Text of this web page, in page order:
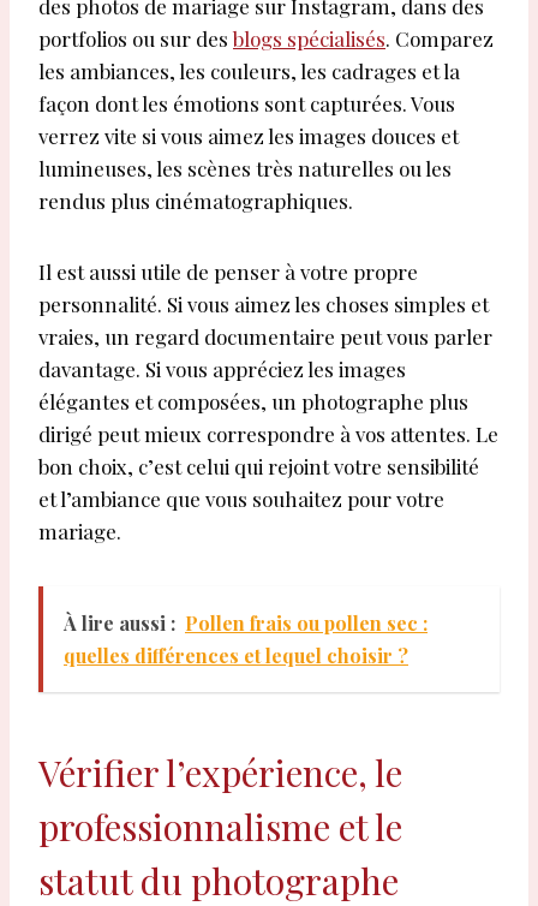
des photos de mariage sur Instagram, dans des
portfolios ou sur des blogs spécialisés. Comparez
les ambiances, les couleurs, les cadrages et la
façon dont les émotions sont capturées. Vous
verrez vite si vous aimez les images douces et
lumineuses, les scènes très naturelles ou les
rendus plus cinématographiques.
Il est aussi utile de penser à votre propre
personnalité. Si vous aimez les choses simples et
vraies, un regard documentaire peut vous parler
davantage. Si vous appréciez les images
élégantes et composées, un photographe plus
dirigé peut mieux correspondre à vos attentes. Le
bon choix, c’est celui qui rejoint votre sensibilité
et l’ambiance que vous souhaitez pour votre
mariage.
À lire aussi : Pollen frais ou pollen sec :
quelles différences et lequel choisir ?
Vérifier l’expérience, le
professionnalisme et le
statut du photographe